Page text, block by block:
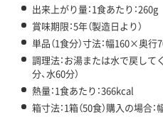
出来上がり量：1食あたり：260g
賞味期限：5年（製造日より）
単品（1食分）寸法：幅160×奥
調理法：お湯または水で戻して
分、水60分）
熱量：1食あたり：366kcal
箱寸法：1箱（50食）購入の場